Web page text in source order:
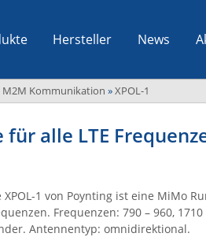
Hersteller News
M2M Kommunikation »XPOL-1
alle LTE
XPOL-1 von Poynting ist eine MiMo
Frequenzen: 790 – 960,
Antennentyp: omnidirektional.